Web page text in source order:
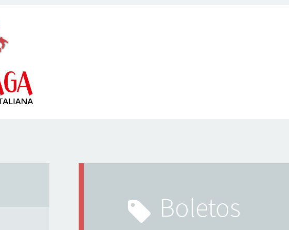
boletos